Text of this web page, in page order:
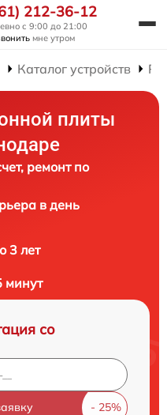
212-36-12
с 9:00 до 21:00
мне утром
Каталог устройств
плиты
ремонт по
в день
3 лет
минут
со